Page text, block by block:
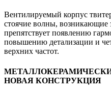
Вентилируемый корпус
стоячие волны, возникающие
препятствует появлению
повышению детализации и
верхних частот.
НОВАЯ КОНСТРУКЦИЯ